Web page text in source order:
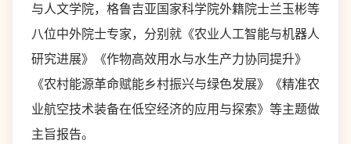
与人文学院，格鲁吉亚国家科学院外籍院士兰玉彬等
八位中外院士专家，分别就《农业人工智能与机器人
研究进展》《作物高效用水与水生产力协同提升》
《农村能源革命赋能乡村振兴与绿色发展》《精准农
业航空技术装备在低空经济的应用与探索》等主题做
主旨报告。